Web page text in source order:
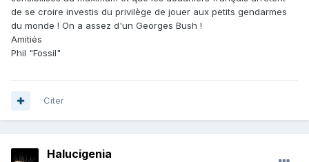
de se croire investis du privilège de jouer aux petits gendarmes
du monde ! On a assez d'un Georges Bush !
Amitiés
Phil "Fossil"
Citer
Halucigenia